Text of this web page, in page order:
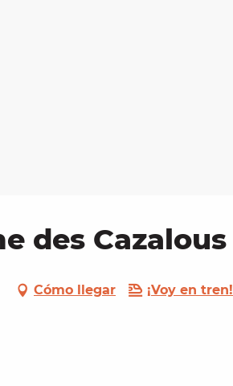
des Cazalous
Cómo llegar ¡Voy en tren!